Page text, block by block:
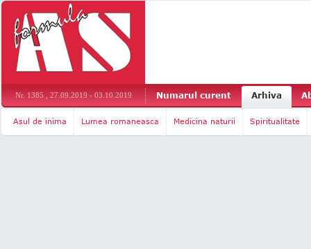
Nr. 1385 , 27.09.2019 - 03.10.2019 Numarul curent Arhiva
Asul de inima Lumea romaneasca Medicina naturii Spiritualitate